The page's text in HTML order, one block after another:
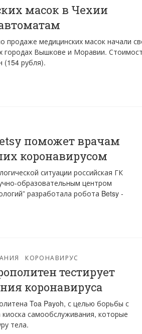
масок в Чехии
продаже медицинских масок начали
городах Вышкове и Моравии.
(154 рубля).
поможет врачам
коронавирусом
ситуации российская ГК
образовательным центром
разработала робота Betsy -
КОРОНАВИРУС
тестирует
коронавируса
Toa Payoh, с целью борьбы с
самообслуживания, которые
тела.